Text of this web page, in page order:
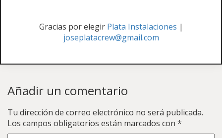
Gracias por elegir Plata Instalaciones |
joseplatacrew@gmail.com
Añadir un comentario
Tu dirección de correo electrónico no será publicada.
Los campos obligatorios están marcados con *